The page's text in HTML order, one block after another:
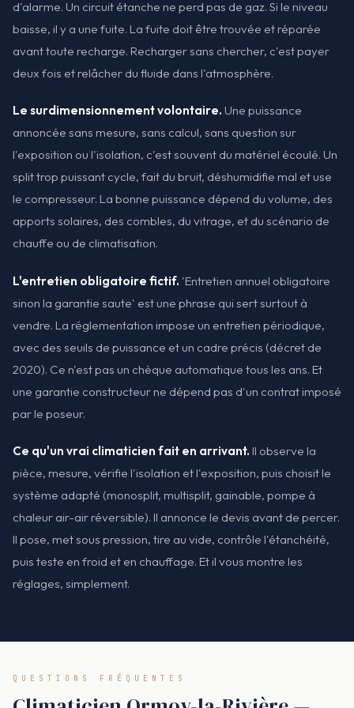
d'alarme. Un circuit étanche ne perd pas de gaz. Si le niveau
baisse, il y a une fuite. La fuite doit être trouvée et réparée
avant toute recharge. Recharger sans chercher, c'est payer
deux fois et relâcher du fluide dans l'atmosphère.
Le surdimensionnement volontaire. Une puissance
annoncée sans mesure, sans calcul, sans question sur
l'exposition ou l'isolation, c'est souvent du matériel écoulé. Un
split trop puissant cycle, fait du bruit, déshumidifie mal et use
le compresseur. La bonne puissance dépend du volume, des
apports solaires, des combles, du vitrage, et du scénario de
chauffe ou de climatisation.
L'entretien obligatoire fictif. 'Entretien annuel obligatoire
sinon la garantie saute' est une phrase qui sert surtout à
vendre. La réglementation impose un entretien périodique,
avec des seuils de puissance et un cadre précis (décret de
2020). Ce n'est pas un chèque automatique tous les ans. Et
une garantie constructeur ne dépend pas d'un contrat imposé
par le poseur.
Ce qu'un vrai climaticien fait en arrivant. Il observe la
pièce, mesure, vérifie l'isolation et l'exposition, puis choisit le
système adapté (monosplit, multisplit, gainable, pompe à
chaleur air-air réversible). Il annonce le devis avant de percer.
Il pose, met sous pression, tire au vide, contrôle l'étanchéité,
puis teste en froid et en chauffage. Et il vous montre les
réglages, simplement.
QUESTIONS FRÉQUENTES